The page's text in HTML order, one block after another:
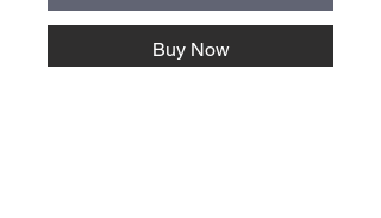
Buy Now